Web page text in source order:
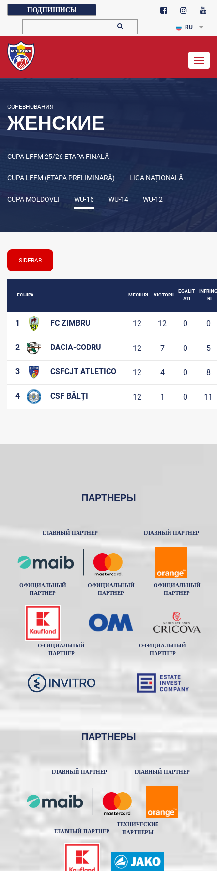
ПОДПИШИСЬ!
RU
СОРЕВНОВАНИЯ
ЖЕНСКИЕ
CUPA LFFM 25/26 ETAPA FINALĂ
CUPA LFFM (ETAPA PRELIMINARĂ) LIGA NAȚIONALĂ
CUPA MOLDOVEI WU-16 WU-14 WU-12
SIDEBAR
ECHIPA MECIURI VICTORII
EGALIT
ATI
RI
1 FC ZIMBRU 12 12 0 0
2 DACIA-CODRU 12 7 0 5
3 CSFCJT ATLETICO 12 4 0 8
4 CSF BĂLȚI 12 1 0 11
ПАРТНЕРЫ
ГЛАВНЫЙ ПАРТНЕР ГЛАВНЫЙ ПАРТНЕР
ОФИЦИАЛЬНЫЙ
ПАРТНЕР
ОФИЦИАЛЬНЫЙ
ПАРТНЕР
ОФИЦИАЛЬНЫЙ
ПАРТНЕР
ОФИЦИАЛЬНЫЙ
ПАРТНЕР
ОФИЦИАЛЬНЫЙ
ПАРТНЕР
ПАРТНЕРЫ
ГЛАВНЫЙ ПАРТНЕР ГЛАВНЫЙ ПАРТНЕР
ГЛАВНЫЙ ПАРТНЕР
ТЕХНИЧЕСКИE
ПАРТНЕРЫ